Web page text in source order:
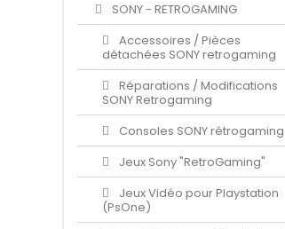
SONY - RETROGAMING
Accessoires / Pièces
détachées SONY retrogaming
Réparations / Modifications
SONY Retrogaming
Consoles SONY rétrogaming
Jeux Sony "RetroGaming"
Jeux Vidéo pour Playstation
(PsOne)